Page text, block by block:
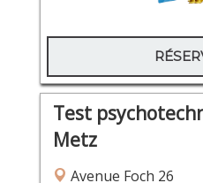
Test
Metz
Avenue Foch 26